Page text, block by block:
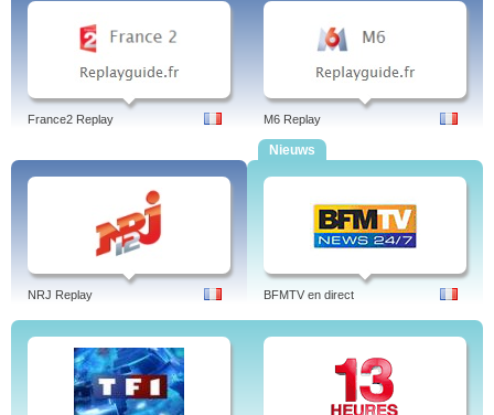
France2 Replay M6 Replay
NRJ Replay
Nieuws
BFMTV en direct